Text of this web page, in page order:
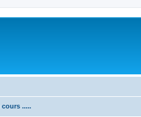
.....